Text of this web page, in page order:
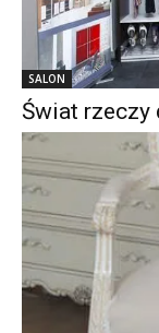
SALON
Świat rzeczy